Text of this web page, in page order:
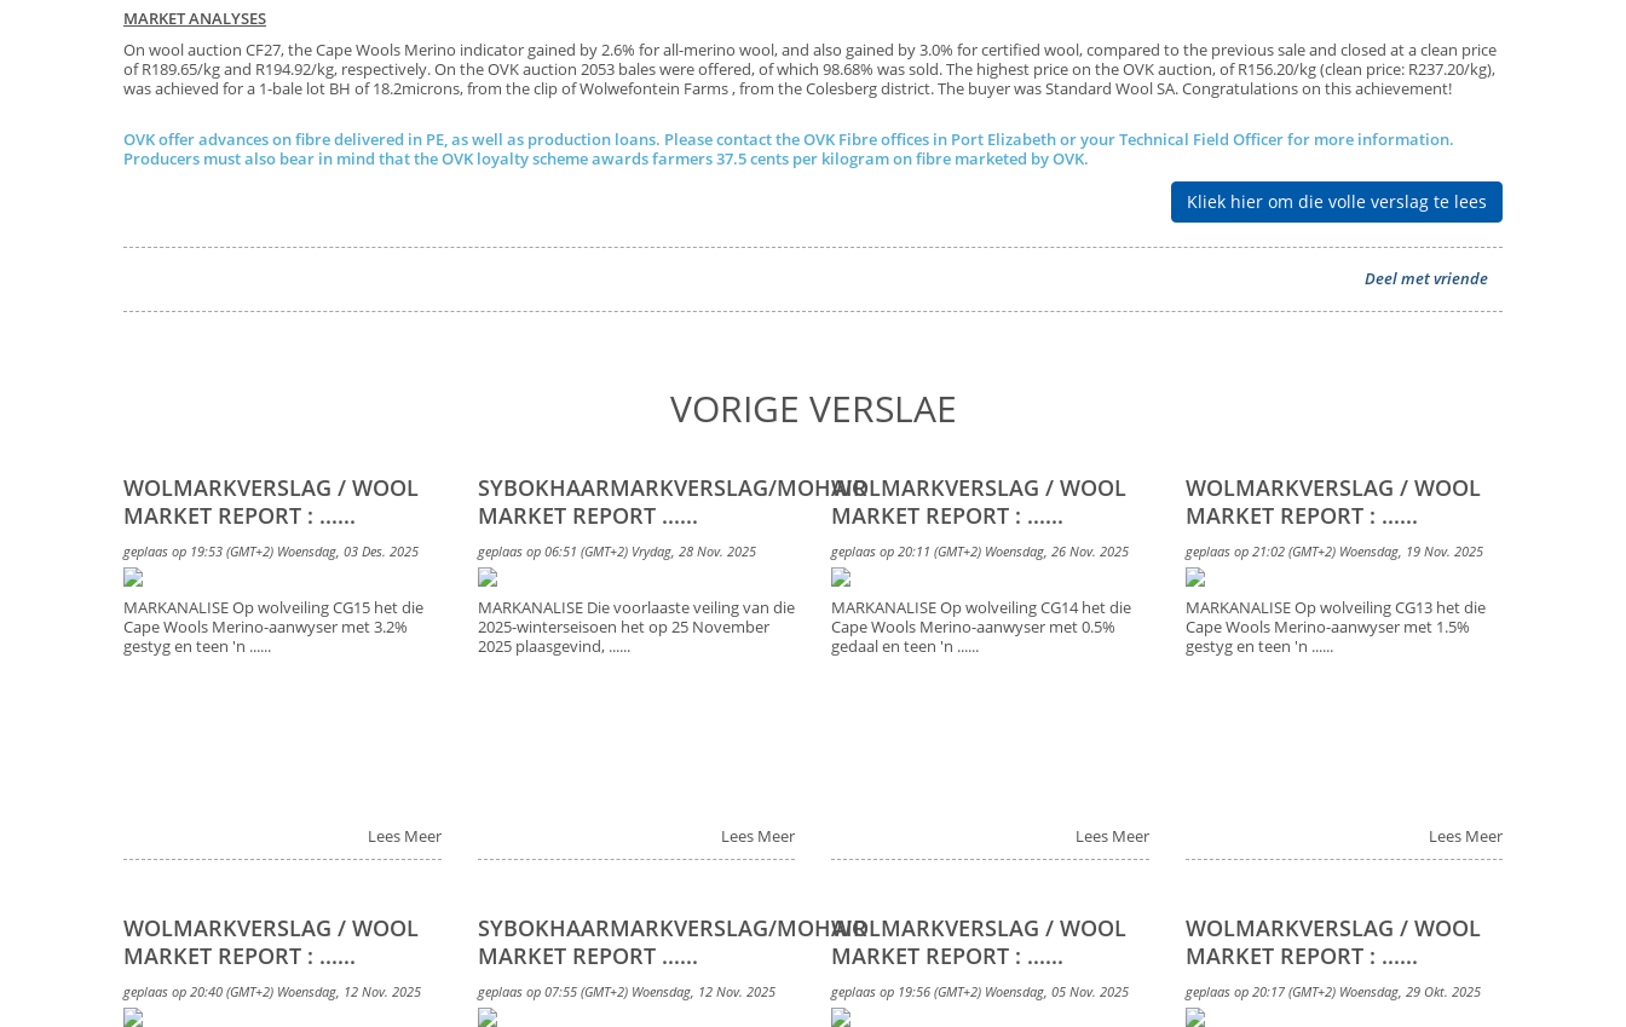
MARKET ANALYSES
On wool auction CF27, the Cape Wools Merino indicator gained by 2.6% for all-merino wool, and also gained by 3.0% for certified wool, compared to the previous sale and closed at a clean price
of R189.65/kg and R194.92/kg, respectively. On the OVK auction 2053 bales were offered, of which 98.68% was sold. The highest price on the OVK auction, of R156.20/kg (clean price: R237.20/kg),
was achieved for a 1-bale lot BH of 18.2microns, from the clip of Wolwefontein Farms , from the Colesberg district. The buyer was Standard Wool SA. Congratulations on this achievement!
OVK offer advances on fibre delivered in PE, as well as production loans. Please contact the OVK Fibre offices in Port Elizabeth or your Technical Field Officer for more information.
Producers must also bear in mind that the OVK loyalty scheme awards farmers 37.5 cents per kilogram on fibre marketed by OVK.
Kliek hier om die volle verslag te lees
Deel met vriende
VORIGE VERSLAE
WOLMARKVERSLAG / WOOL
MARKET REPORT : ......
geplaas op 19:53 (GMT+2) Woensdag, 03 Des. 2025
MARKANALISE Op wolveiling CG15 het die
Cape Wools Merino-aanwyser met 3.2%
gestyg en teen 'n ......
Lees Meer
SYBOKHAARMARKVERSLAG/MOHAIR
MARKET REPORT ......
geplaas op 06:51 (GMT+2) Vrydag, 28 Nov. 2025
MARKANALISE Die voorlaaste veiling van die
2025-winterseisoen het op 25 November
2025 plaasgevind, ......
Lees Meer
WOLMARKVERSLAG / WOOL
MARKET REPORT : ......
geplaas op 20:11 (GMT+2) Woensdag, 26 Nov. 2025
MARKANALISE Op wolveiling CG14 het die
Cape Wools Merino-aanwyser met 0.5%
gedaal en teen 'n ......
Lees Meer
WOLMARKVERSLAG / WOOL
MARKET REPORT : ......
geplaas op 21:02 (GMT+2) Woensdag, 19 Nov. 2025
MARKANALISE Op wolveiling CG13 het die
Cape Wools Merino-aanwyser met 1.5%
gestyg en teen 'n ......
Lees Meer
WOLMARKVERSLAG / WOOL
MARKET REPORT : ......
geplaas op 20:40 (GMT+2) Woensdag, 12 Nov. 2025
SYBOKHAARMARKVERSLAG/MOHAIR
MARKET REPORT ......
geplaas op 07:55 (GMT+2) Woensdag, 12 Nov. 2025
WOLMARKVERSLAG / WOOL
MARKET REPORT : ......
geplaas op 19:56 (GMT+2) Woensdag, 05 Nov. 2025
WOLMARKVERSLAG / WOOL
MARKET REPORT : ......
geplaas op 20:17 (GMT+2) Woensdag, 29 Okt. 2025